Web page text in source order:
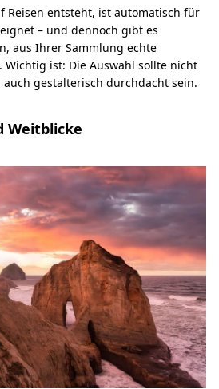
Reisen entsteht, ist automatisch für
– und dennoch gibt es
aus Ihrer Sammlung echte
Wichtig ist: Die Auswahl sollte nicht
gestalterisch durchdacht sein.
Weitblicke